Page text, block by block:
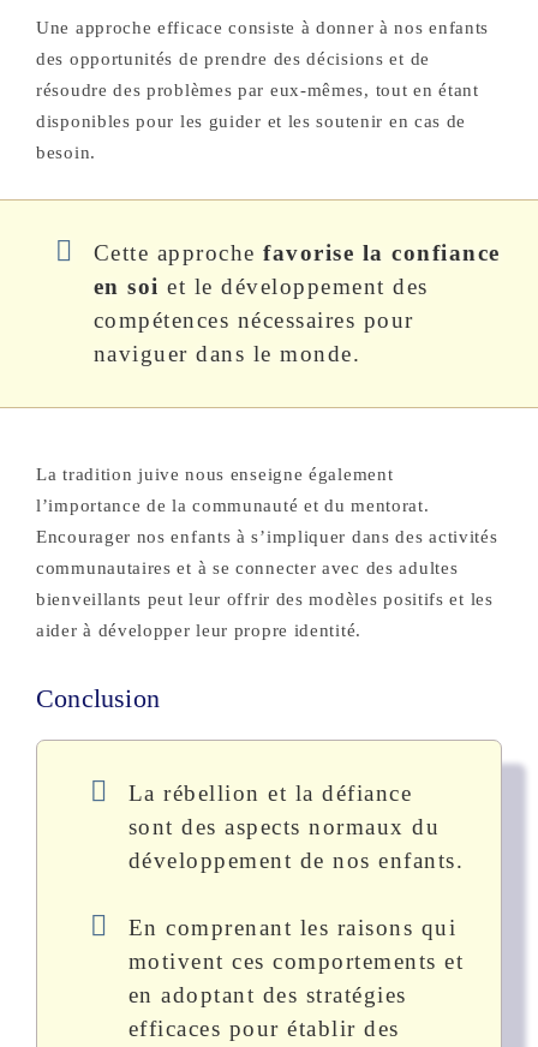
Une approche efficace consiste à donner à nos enfants
des opportunités de prendre des décisions et de
résoudre des problèmes par eux-mêmes, tout en étant
disponibles pour les guider et les soutenir en cas de
besoin.
Cette approchefavorise la confiance
en soi et le développement des
compétences nécessaires pour
naviguer dans le monde.
La tradition juive nous enseigne également
l’importance de la communauté et du mentorat.
Encourager nos enfants à s’impliquer dans des activités
communautaires et à se connecter avec des adultes
bienveillants peut leur offrir des modèles positifs et les
aider à développer leur propre identité.
Conclusion
La rébellion et la défiance
sont des aspects normaux du
développement de nos enfants.
En comprenant les raisons qui
motivent ces comportements et
en adoptant des stratégies
efficaces pour établir des